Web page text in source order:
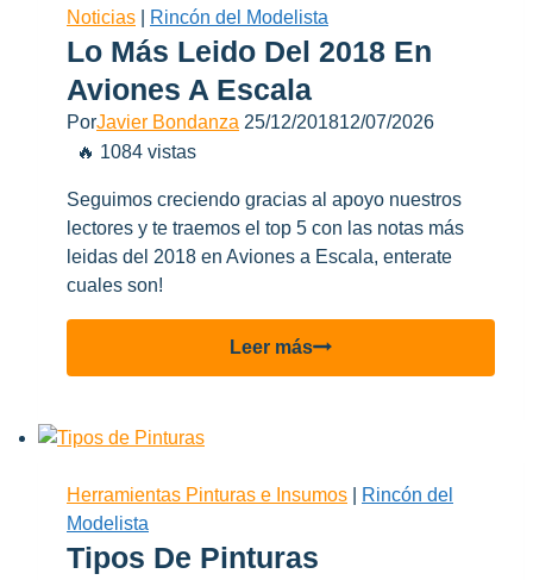
en
Aviones
a
Noticias Rincón del Modelista
Lo Más Leido Del 2018 En
Aviones A Escala
PorJavier Bondanza 25/12/201812/07/2026
🔥 1084 vistas
Seguimos creciendo gracias al apoyo nuestros
lectores y te traemos el top 5 con las notas más
leidas del 2018 en Aviones a Escala, enterate
cuales son!
Leer másLo
más
en
Escala
Herramientas Pinturas e Insumos
Rincón del
Modelista
Tipos De Pinturas